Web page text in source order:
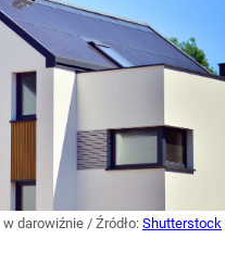
darowiźnie / Źródło: Shutterstock